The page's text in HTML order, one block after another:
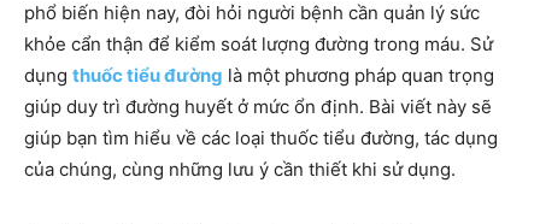
phổ biến hiện nay, đòi hỏi người bệnh cần quản lý sức
khỏe cẩn thận để kiểm soát lượng đường trong máu. Sử
dụng thuốc tiểu đường là một phương pháp quan trọng
giúp duy trì đường huyết ở mức ổn định. Bài viết này sẽ
giúp bạn tìm hiểu về các loại thuốc tiểu đường, tác dụng
của chúng, cùng những lưu ý cần thiết khi sử dụng.